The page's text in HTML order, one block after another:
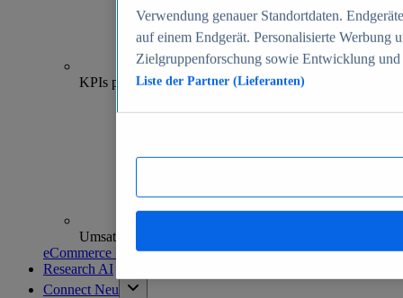
70+
KPIs pro Shop
Umsatzanalysen und -prognosen
eCommerce Insights entdecken
Research AI
Connect Neu
Verwendung genauer Standortdaten.
auf einem Endgerät. Personalisierte Werbung
Zielgruppenforschung sowie Entwicklung
Liste der Partner (Lieferanten)